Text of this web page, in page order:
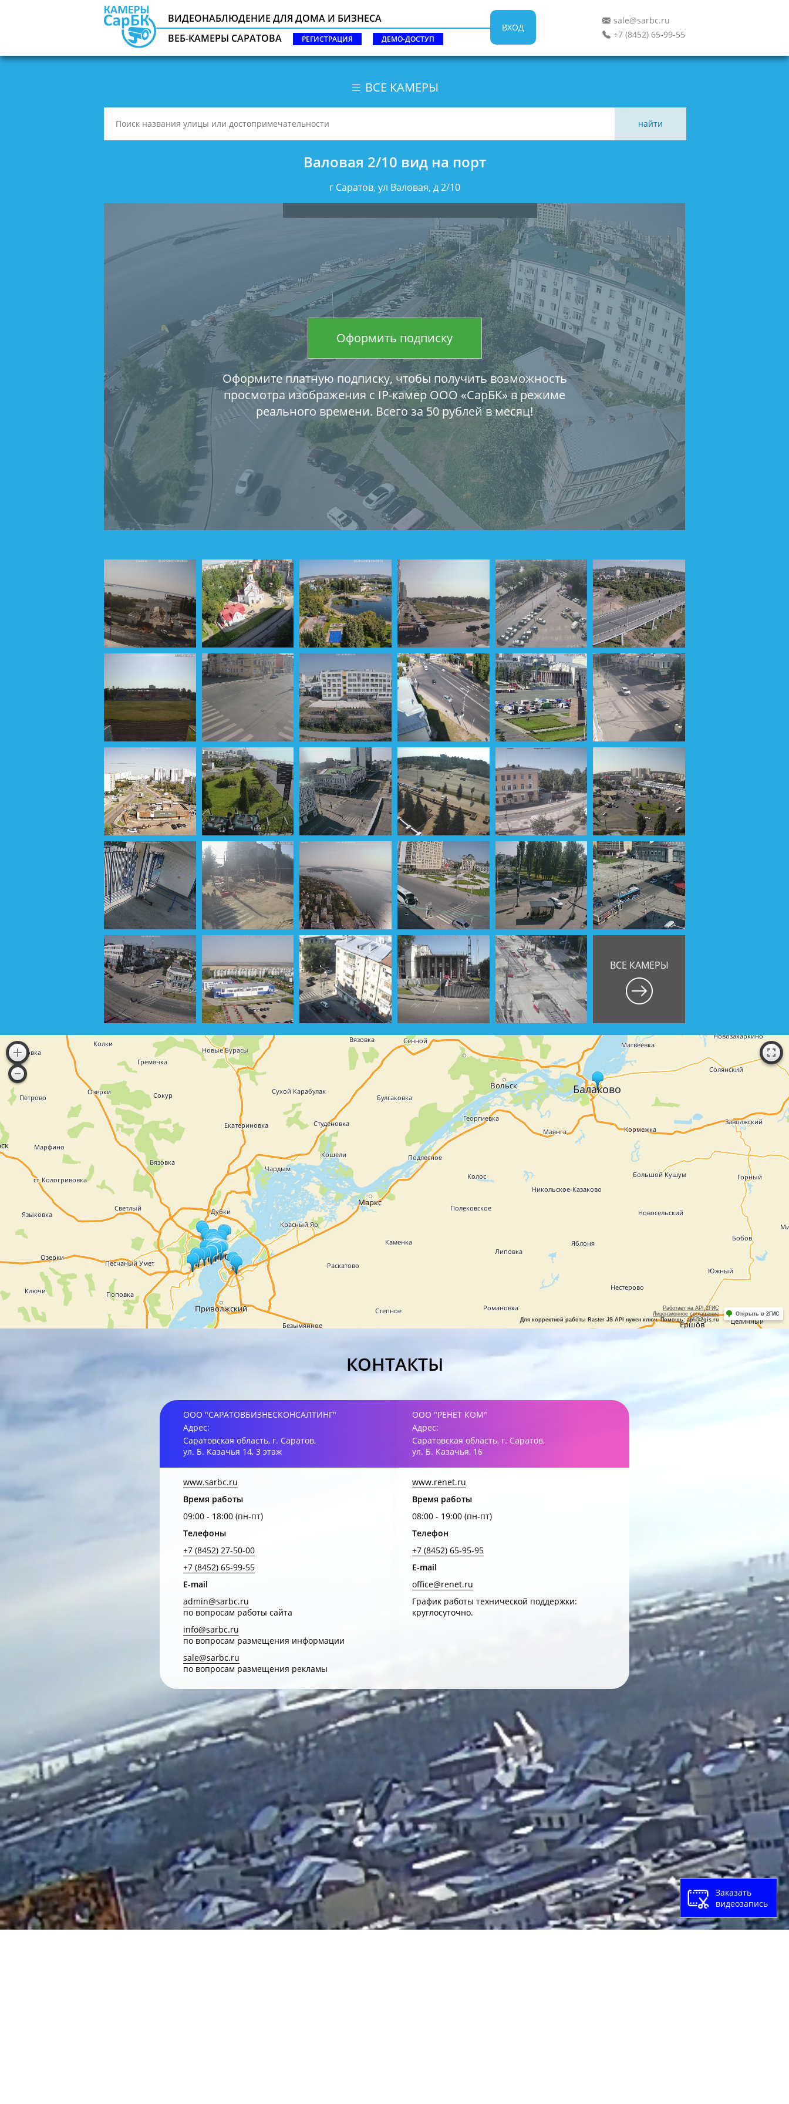
ВИДЕОНАБЛЮДЕНИЕ ДЛЯ ДОМА И БИЗНЕСА
ВЕБ-КАМЕРЫ САРАТОВА
РЕГИСТРАЦИЯ ДЕМО-ДОСТУП
ВХОД
sale@sarbc.ru
+7 (8452) 65-99-55
ВСЕ КАМЕРЫ
найти
Валовая 2/10 вид на порт
г Саратов, ул Валовая, д 2/10
Оформить подписку
Оформите платную подписку, чтобы получить возможность
просмотра изображения с IP-камер ООО «СарБК» в режиме
реального времени. Всего за 50 рублей в месяц!
ВСЕ КАМЕРЫ
Работает на API 2ГИС
Лицензионное соглашение
Для корректной работы Raster JS API нужен ключ. Помощь: api@2gis.ru
Открыть в 2ГИС
КОНТАКТЫ
ООО "САРАТОВБИЗНЕСКОНСАЛТИНГ"
Адрес:
Саратовская область, г. Саратов,
ул. Б. Казачья 14, 3 этаж
ООО "РЕНЕТ КОМ"
Адрес:
Саратовская область, г. Саратов,
ул. Б. Казачья, 16
www.sarbc.ru
Время работы
09:00 - 18:00 (пн-пт)
Телефоны
+7 (8452) 27-50-00
+7 (8452) 65-99-55
E-mail
admin@sarbc.ru
по вопросам работы сайта
info@sarbc.ru
по вопросам размещения информации
sale@sarbc.ru
по вопросам размещения рекламы
www.renet.ru
Время работы
08:00 - 19:00 (пн-пт)
Телефон
+7 (8452) 65-95-95
E-mail
office@renet.ru
График работы технической поддержки:
круглосуточно.
Заказать
видеозапись